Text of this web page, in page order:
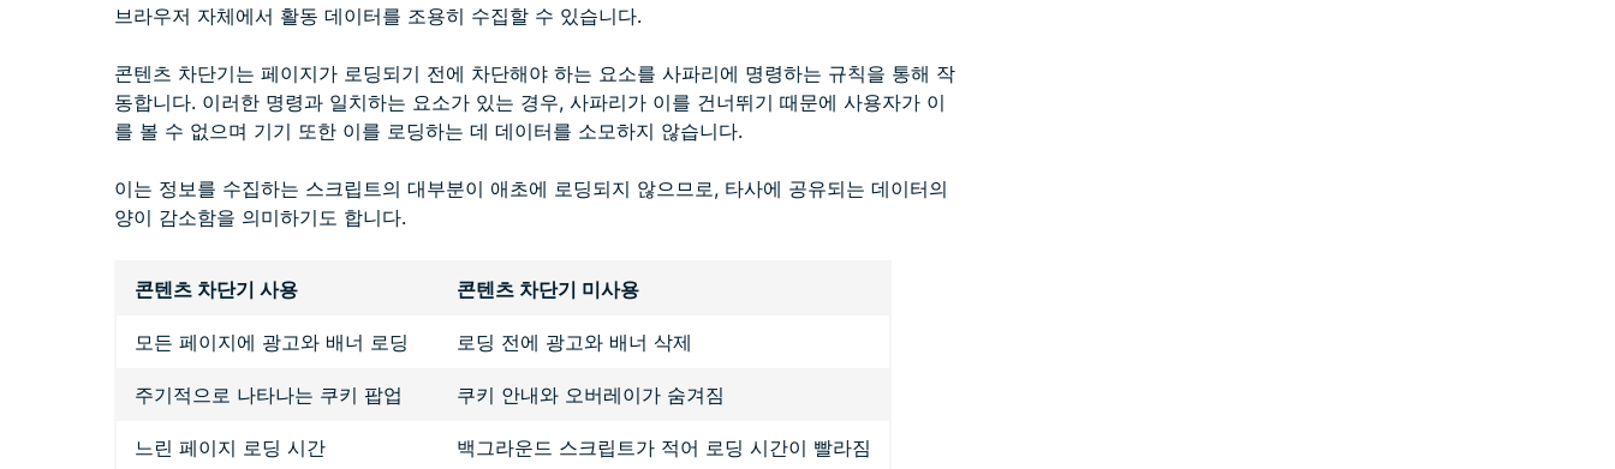
브라우저 자체에서 활동 데이터를 조용히 수집할 수 있습니다.
콘텐츠 차단기는 페이지가 로딩되기 전에 차단해야 하는 요소를 사파리에 명령하는 규칙을 통해 작
동합니다. 이러한 명령과 일치하는 요소가 있는 경우, 사파리가 이를 건너뛰기 때문에 사용자가 이
를 볼 수 없으며 기기 또한 이를 로딩하는 데 데이터를 소모하지 않습니다.
이는 정보를 수집하는 스크립트의 대부분이 애초에 로딩되지 않으므로, 타사에 공유되는 데이터의
양이 감소함을 의미하기도 합니다.
콘텐츠 차단기 사용 콘텐츠 차단기 미사용
모든 페이지에 광고와 배너 로딩 로딩 전에 광고와 배너 삭제
주기적으로 나타나는 쿠키 팝업 쿠키 안내와 오버레이가 숨겨짐
느린 페이지 로딩 시간 백그라운드 스크립트가 적어 로딩 시간이 빨라짐